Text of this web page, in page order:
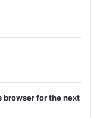
browser for the next